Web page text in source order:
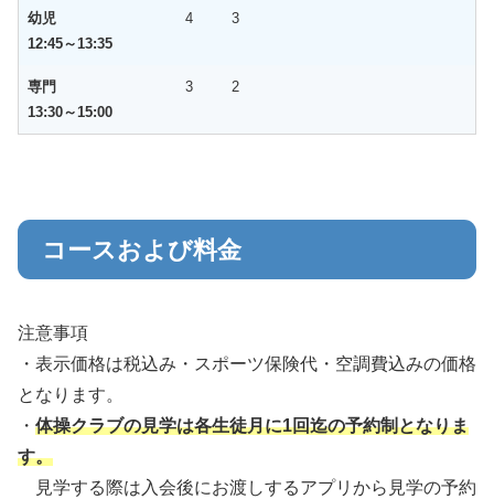
幼児
12:45～13:35
4 3
専門
13:30～15:00
3 2
コースおよび料金
注意事項
・表示価格は税込み・スポーツ保険代・空調費込みの価格
となります。
・ 体操クラブの見学は各生徒月に1回迄の予約制となりま
す。
見学する際は入会後にお渡しするアプリから見学の予約